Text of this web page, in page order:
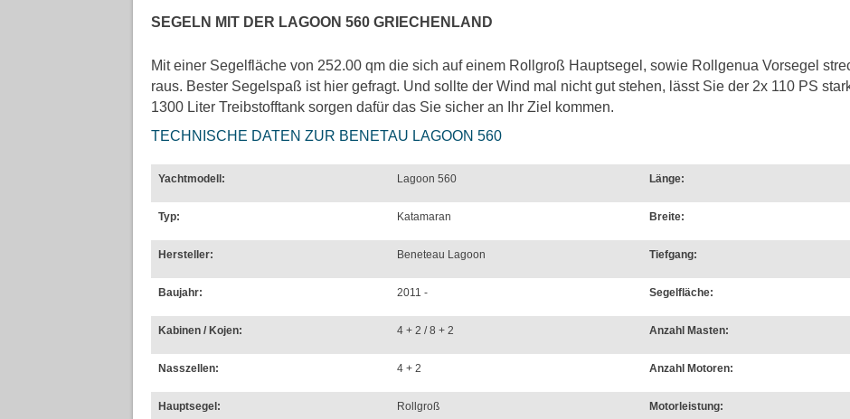
SEGELN MIT DER LAGOON 560 GRIECHENLAND
Mit einer Segelfläche von 252.00 qm die sich auf einem Rollgroß Hauptsegel, sowie Rollgenua Vorsegel
raus. Bester Segelspaß ist hier gefragt. Und sollte der Wind mal nicht gut stehen, lässt Sie der 2x 110 PS
1300 Liter Treibstofftank sorgen dafür das Sie sicher an Ihr Ziel kommen.
TECHNISCHE DATEN ZUR BENETAU LAGOON 560
Yachtmodell: Lagoon 560 Länge:
Typ: Katamaran Breite:
Hersteller: Beneteau Lagoon Tiefgang:
Baujahr: 2011 - Segelfläche:
Kabinen / Kojen: 4 + 2 / 8 + 2 Anzahl Masten:
Nasszellen: 4 + 2 Anzahl Motoren:
Hauptsegel: Rollgroß Motorleistung: